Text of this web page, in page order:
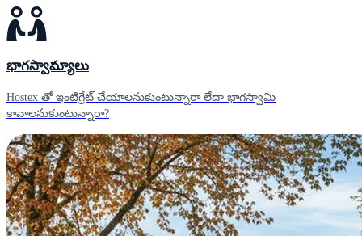
భాగస్వామ్యాలు
Hostex తో ఇంటిగ్రేట్ చేయాలనుకుంటున్నారా లేదా భాగస్వామి
కావాలనుకుంటున్నారా?